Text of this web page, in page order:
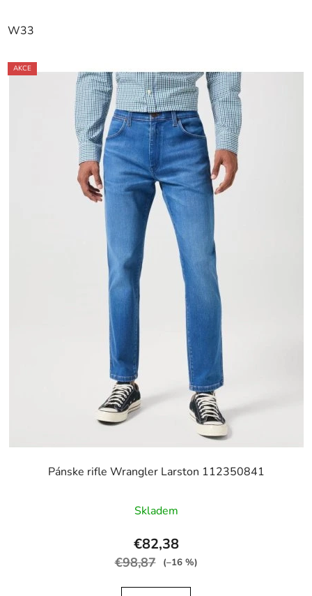
W33
AKCE
Pánske rifle Wrangler Larston 112350841
Skladem
€82,38
€98,87 (–16 %)